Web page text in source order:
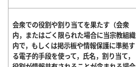
会衆での役割や割り当てを果たす（会衆
内，またはごく限られた場合に当宗教組織
内で，もしくは掲示板や情報保護に準拠す
る電子的手段を使って，氏名，割り当て，